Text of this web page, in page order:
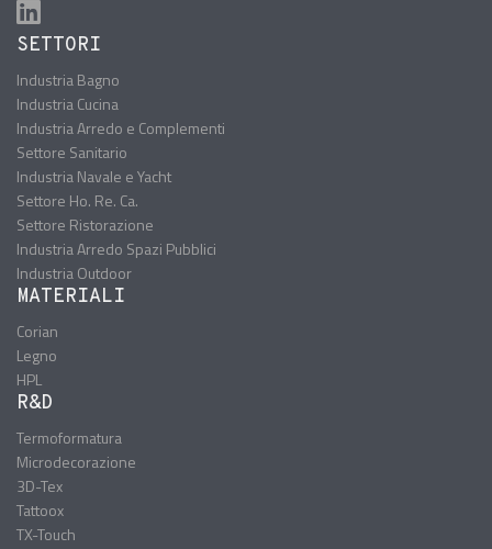
SETTORI
Industria Bagno
Industria Cucina
Industria Arredo e Complementi
Settore Sanitario
Industria Navale e Yacht
Settore Ho. Re. Ca.
Settore Ristorazione
Industria Arredo Spazi Pubblici
Industria Outdoor
MATERIALI
Corian
Legno
HPL
R&D
Termoformatura
Microdecorazione
3D-Tex
Tattoox
TX-Touch